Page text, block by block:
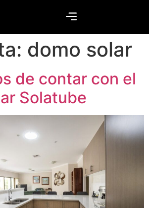
domo solar
de contar con el
Solatube